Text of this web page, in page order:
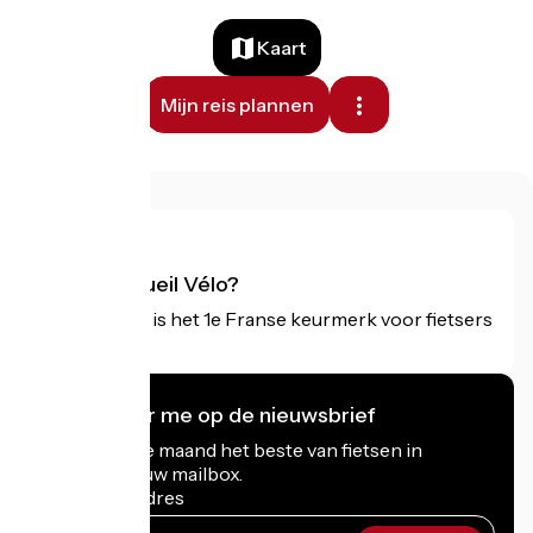
Kaart
Mijn reis plannen
Wat is Accueil Vélo?
Accueil Vélo is het 1e Franse keurmerk voor fietsers
Ik abonneer me op de nieuwsbrief
Ontvang elke maand het beste van fietsen in
Frankrijk in uw mailbox.
Mijn e-mailadres